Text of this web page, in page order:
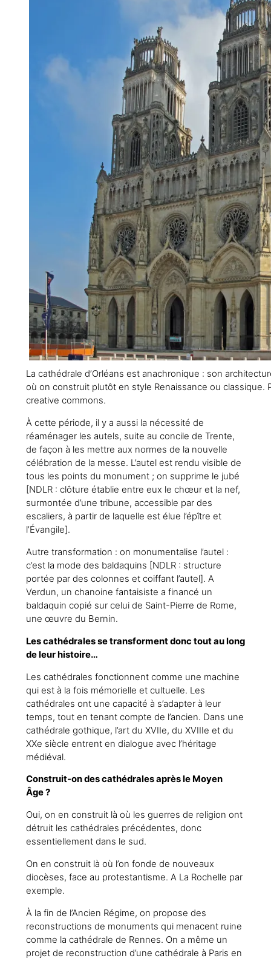
La cathédrale d’Orléans est anachronique : son
où on construit plutôt en style Renaissance ou classique.
creative commons.
À cette période, il y a aussi la nécessité de
réaménager les autels, suite au concile de Trente,
de façon à les mettre aux normes de la nouvelle
célébration de la messe. L’autel est rendu visible de
tous les points du monument ; on supprime le jubé
[NDLR : clôture établie entre eux le chœur et la nef,
surmontée d’une tribune, accessible par des
escaliers, à partir de laquelle est élue l’épître et
l’Évangile].
Autre transformation : on monumentalise l’autel :
c’est la mode des baldaquins [NDLR : structure
portée par des colonnes et coiffant l’autel]. A
Verdun, un chanoine fantaisiste a financé un
baldaquin copié sur celui de Saint-Pierre de Rome,
une œuvre du Bernin.
Les cathédrales se transforment donc tout au long
de leur histoire…
Les cathédrales fonctionnent comme une machine
qui est à la fois mémorielle et cultuelle. Les
cathédrales ont une capacité à s’adapter à leur
temps, tout en tenant compte de l’ancien. Dans une
cathédrale gothique, l’art du XVIIe, du XVIIIe et du
XXe siècle entrent en dialogue avec l’héritage
médiéval.
Construit-on des cathédrales après le Moyen
Âge ?
Oui, on en construit là où les guerres de religion ont
détruit les cathédrales précédentes, donc
essentiellement dans le sud.
On en construit là où l’on fonde de nouveaux
diocèses, face au protestantisme. A La Rochelle par
exemple.
À la fin de l’Ancien Régime, on propose des
reconstructions de monuments qui menacent ruine
comme la cathédrale de Rennes. On a même un
projet de reconstruction d’une cathédrale à Paris en